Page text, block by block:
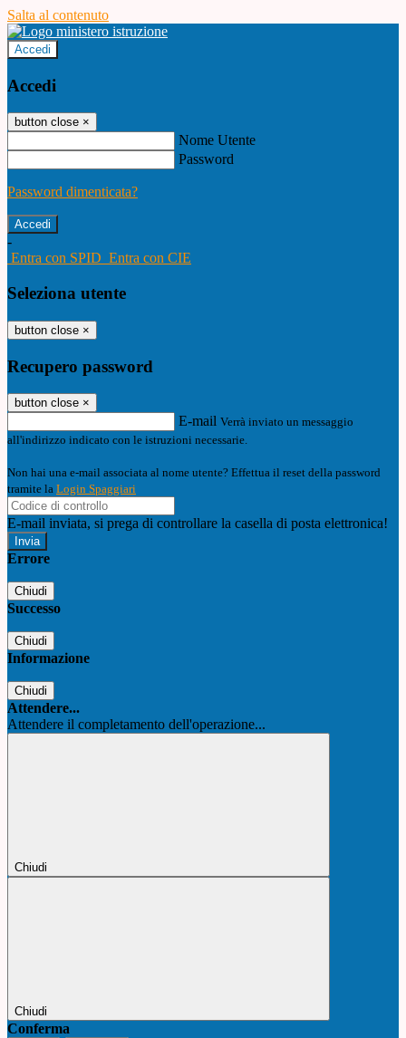
Salta al contenuto
Accedi
Accedi
button close ×
Nome Utente
Password
Password dimenticata?
-
Entra con SPID Entra con CIE
Seleziona utente
button close ×
Recupero password
button close ×
E-mail Verrà inviato un messaggio
all'indirizzo indicato con le istruzioni necessarie.
Non hai una e-mail associata al nome utente? Effettua il reset della password
tramite la Login Spaggiari
E-mail inviata, si prega di controllare la casella di posta elettronica!
Errore
Chiudi
Successo
Chiudi
Informazione
Chiudi
Attendere...
Attendere il completamento dell'operazione...
Chiudi
Chiudi
Conferma